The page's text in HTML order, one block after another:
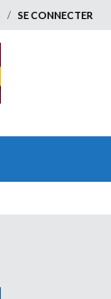
SE CONNECTER